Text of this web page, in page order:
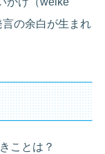
の余白が生まれ
ことは？